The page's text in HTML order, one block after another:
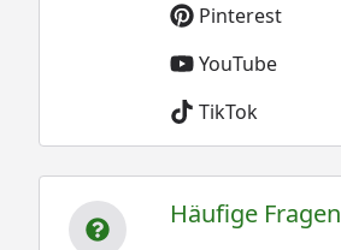
Pinterest
YouTube
TikTok
Häufige Fragen